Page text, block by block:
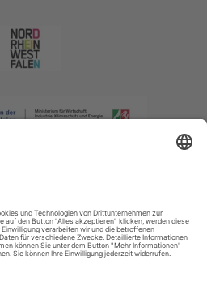
|Barrierefreiheitserklärung